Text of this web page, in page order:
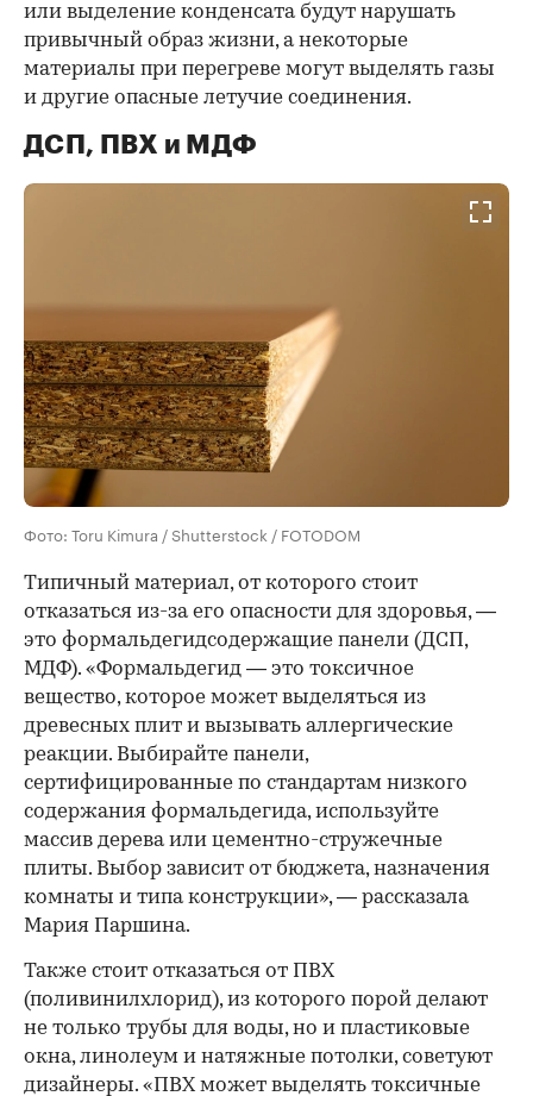
или выделение конденсата будут нарушать
привычный образ жизни, а некоторые
материалы при перегреве могут выделять газы
и другие опасные летучие соединения.
ДСП, ПВХ и МДФ
Фото: Toru Kimura / Shutterstock / FOTODOM
Типичный материал, от которого стоит
отказаться из-за его опасности для здоровья, —
это формальдегидсодержащие панели (ДСП,
МДФ). «Формальдегид — это токсичное
вещество, которое может выделяться из
древесных плит и вызывать аллергические
реакции. Выбирайте панели,
сертифицированные по стандартам низкого
содержания формальдегида, используйте
массив дерева или цементно-стружечные
плиты. Выбор зависит от бюджета, назначения
комнаты и типа конструкции», — рассказала
Мария Паршина.
Также стоит отказаться от ПВХ
(поливинилхлорид), из которого порой делают
не только трубы для воды, но и пластиковые
окна, линолеум и натяжные потолки, советуют
дизайнеры. «ПВХ может выделять токсичные